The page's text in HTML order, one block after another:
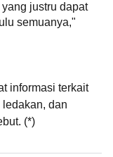
justru dapat
semuanya,"
informasi terkait
dan
(*)